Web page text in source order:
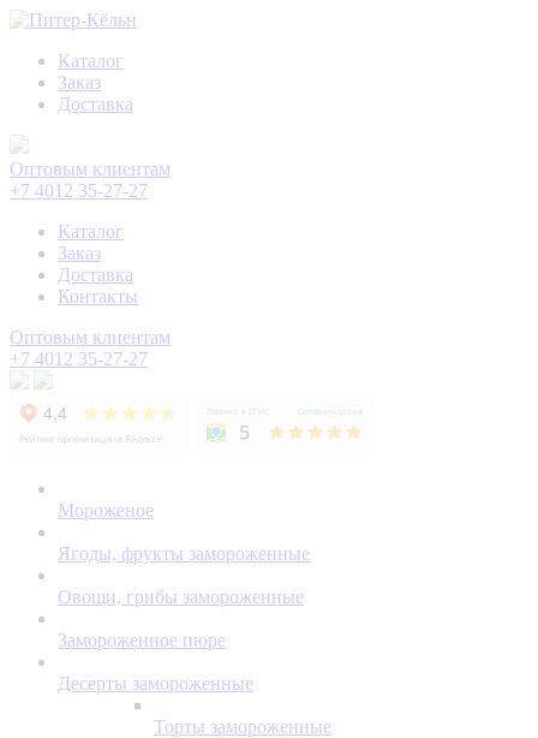
Каталог
Заказ
Доставка
Оптовым клиентам
+7 4012 35-27-27
Каталог
Заказ
Доставка
Контакты
Оптовым клиентам
+7 4012 35-27-27
Мороженое
Ягоды, фрукты замороженные
Овощи, грибы замороженные
Замороженное пюре
Десерты замороженные
Торты замороженные